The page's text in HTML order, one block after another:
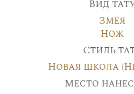
Вид
Змея
Нож
Стиль
Новая школа
Место